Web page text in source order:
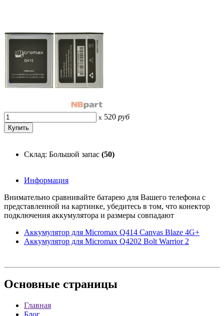
x 520 руб
Склад: Большой запас (50)
Информация
Внимательно сравнивайте батарею для Вашего телефона с
представленной на картинке, убедитесь в том, что конектор
подключения аккумулятора и размеры совпадают
Аккумулятор для Micromax Q414 Canvas Blaze 4G+
Аккумулятор для Micromax Q4202 Bolt Warrior 2
Основные страницы
Главная